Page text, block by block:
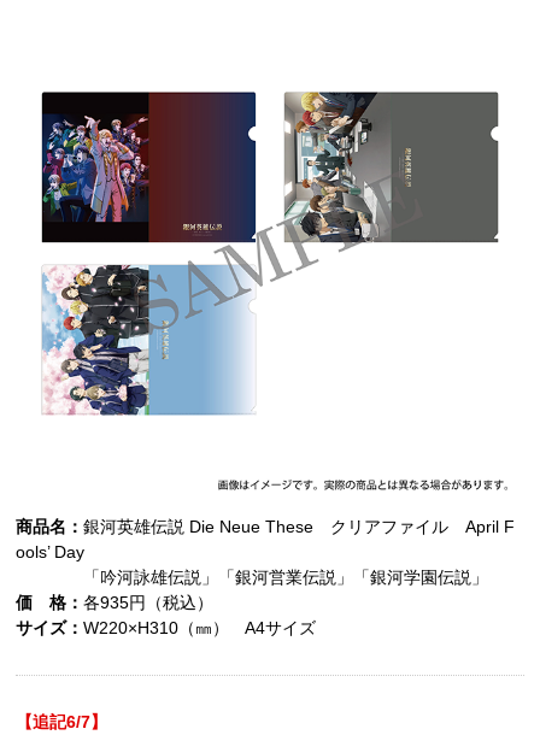
商品名：銀河英雄伝説 Die Neue These クリアファイル April F
ools’ Day
「吟河詠雄伝説」「銀河営業伝説」「銀河学園伝説」
価 格：各935円（税込）
サイズ：W220×H310（㎜） A4サイズ
【追記6/7】